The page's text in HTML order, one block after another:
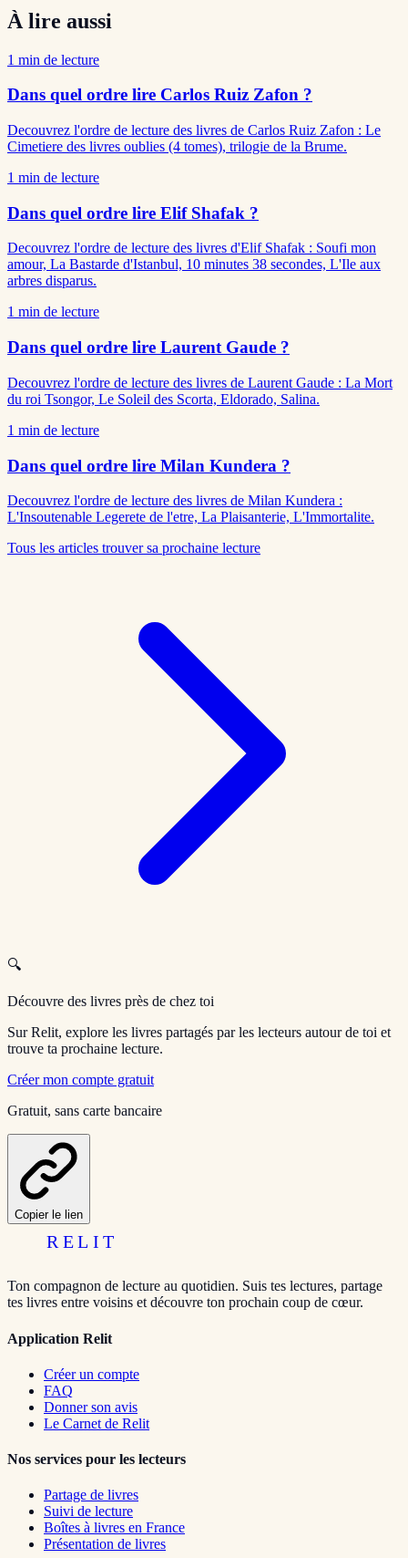
À lire aussi
1 min de lecture
Dans quel ordre lire Carlos Ruiz Zafon ?
Decouvrez l'ordre de lecture des livres de Carlos Ruiz Zafon : Le
Cimetiere des livres oublies (4 tomes), trilogie de la Brume.
1 min de lecture
Dans quel ordre lire Elif Shafak ?
Decouvrez l'ordre de lecture des livres d'Elif Shafak : Soufi mon
amour, La Bastarde d'Istanbul, 10 minutes 38 secondes, L'Ile aux
arbres disparus.
1 min de lecture
Dans quel ordre lire Laurent Gaude ?
Decouvrez l'ordre de lecture des livres de Laurent Gaude : La Mort
du roi Tsongor, Le Soleil des Scorta, Eldorado, Salina.
1 min de lecture
Dans quel ordre lire Milan Kundera ?
Decouvrez l'ordre de lecture des livres de Milan Kundera :
L'Insoutenable Legerete de l'etre, La Plaisanterie, L'Immortalite.
Tous les articles trouver sa prochaine lecture
🔍
Découvre des livres près de chez toi
Sur Relit, explore les livres partagés par les lecteurs autour de toi et
trouve ta prochaine lecture.
Créer mon compte gratuit
Gratuit, sans carte bancaire
Copier le lien
RELIT
Ton compagnon de lecture au quotidien. Suis tes lectures, partage
tes livres entre voisins et découvre ton prochain coup de cœur.
Application Relit
Créer un compte
FAQ
Donner son avis
Le Carnet de Relit
Nos services pour les lecteurs
Partage de livres
Suivi de lecture
Boîtes à livres en France
Présentation de livres